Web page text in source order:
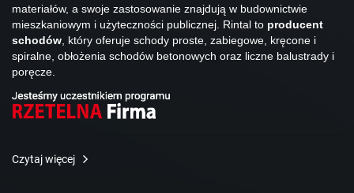
materiałów, a swoje zastosowanie znajdują w budownictwie
mieszkaniowym i użyteczności publicznej. Rintal to producent
schodów , który oferuje schody proste, zabiegowe, kręcone i
spiralne, obłożenia schodów betonowych oraz liczne balustrady i
poręcze.
Czytaj więcej